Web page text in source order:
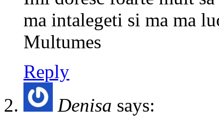
ma intalegeti si ma ma
Multumes
Reply
Denisa says: